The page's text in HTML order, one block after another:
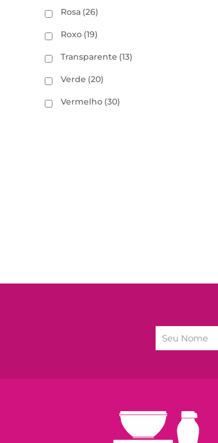
Rosa (26)
Roxo (19)
Transparente (13)
Verde (20)
Vermelho (30)